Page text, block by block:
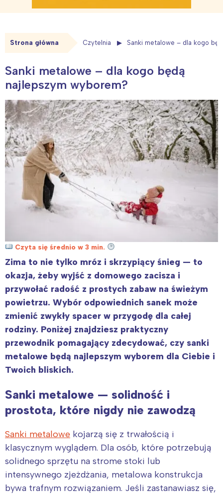
Strona główna Czytelnia Sanki metalowe – dla kogo
Sanki metalowe – dla kogo będą
najlepszym wyborem?
Czyta się średnio w 3 min.
Zima to nie tylko mróz i skrzypiący śnieg — to
okazja, żeby wyjść z domowego zacisza i
przywołać radość z prostych zabaw na świeżym
powietrzu. Wybór odpowiednich sanek może
zmienić zwykły spacer w przygodę dla całej
rodziny. Poniżej znajdziesz praktyczny
przewodnik pomagający zdecydować, czy sanki
metalowe będą najlepszym wyborem dla Ciebie i
Twoich bliskich.
Sanki metalowe — solidność i
prostota, które nigdy nie zawodzą
Sanki metalowe kojarzą się z trwałością i
klasycznym wyglądem. Dla osób, które potrzebują
solidnego sprzętu na strome stoki lub
intensywnego zjeżdżania, metalowa konstrukcja
bywa trafnym rozwiązaniem. Jeśli zastanawiasz się,